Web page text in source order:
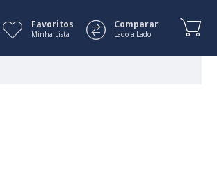
Favoritos
Minha Lista
Comparar
Lado a Lado